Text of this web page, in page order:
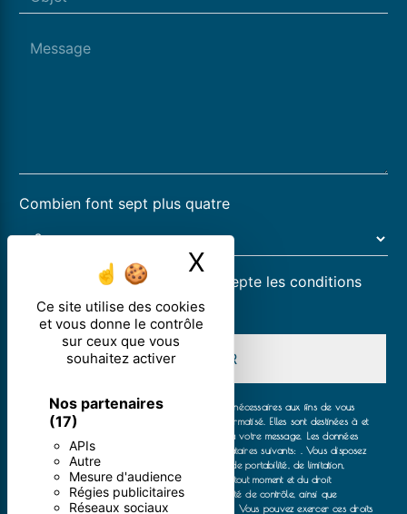
Ce site utilise des cookies
et vous donne le contrôle
sur ceux que vous
souhaitez activer
Nos partenaires
(17)
APIs
Autre
Mesure d'audience
Régies publicitaires
Réseaux sociaux
X Masquer le
Combien font sept plus quatre
En cochant cette case, j'accepte les conditions
particulières ci-dessous **
ENVOYER
** Les données personnelles communiquées sont nécessaires aux fins de vous
contacter et sont enregistrées dans un fichier informatisé. Elles sont destinées à et
ses sous-traitants dans le seul but de répondre à votre message. Les données
collectées seront communiquées aux seuls destinataires suivants: . Vous disposez
de droits d’accès, de rectification, d’effacement, de portabilité, de limitation,
d’opposition, de retrait de votre consentement à tout moment et du droit
d’introduire une réclamation auprès d’une autorité de contrôle, ainsi que
d’organiser le sort de vos données post-mortem. Vous pouvez exercer ces droits